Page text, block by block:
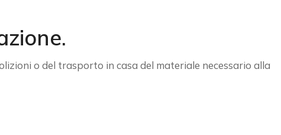
o del trasporto in casa del materiale necessario alla